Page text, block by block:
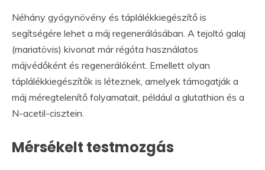
Néhány gyógynövény és táplálékkiegészítő is
segítségére lehet a máj regenerálásában. A tejoltó galaj
(mariatövis) kivonat már régóta használatos
májvédőként és regenerálóként. Emellett olyan
táplálékkiegészítők is léteznek, amelyek támogatják a
máj méregtelenítő folyamatait, például a glutathion és a
N-acetil-cisztein.
Mérsékelt testmozgás